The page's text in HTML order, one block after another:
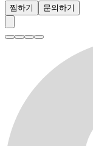
찜하기 문의하기